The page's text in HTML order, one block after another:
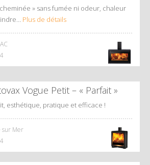
» sans fumée ni odeur, chaleur
Plus de détails
Vogue Petit – « Parfait »
esthétique, pratique et efficace !
sur Mer